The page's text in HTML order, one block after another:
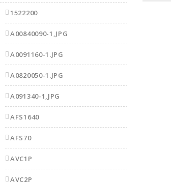
1522200
A00840090-1,JPG
A0091160-1.JPG
A0820050-1.JPG
A091340-1,JPG
AFS1640
AFS70
AVC1P
AVC2P